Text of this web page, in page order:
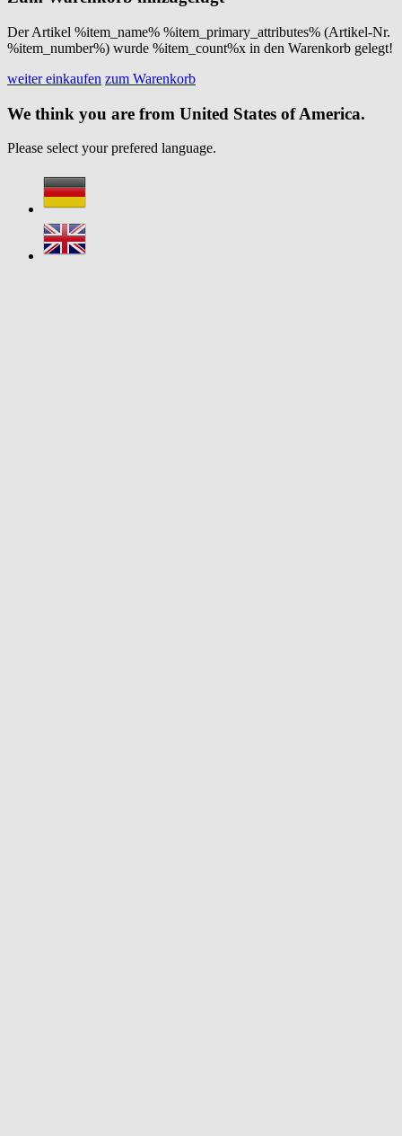
Der Artikel %item_name% %item_primary_attributes% (Artikel-Nr.
%item_number%) wurde %item_count%x in den Warenkorb gelegt!
weiter einkaufen zum Warenkorb
We think you are from United States of America.
Please select your prefered language.